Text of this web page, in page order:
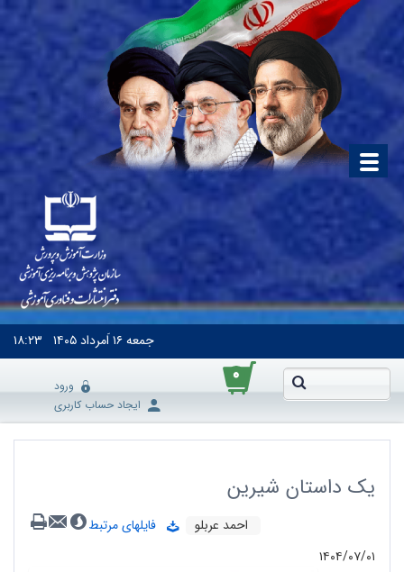
جمعه۱۶ اَمرداد ۱۴۰۵ ۱۸:۲۳
۰
ورود
ایجاد حساب کاربری
یک داستان شیرین
احمد عربلو
فایلهای مرتبط
۱۴۰۴/۰۷/۰۱